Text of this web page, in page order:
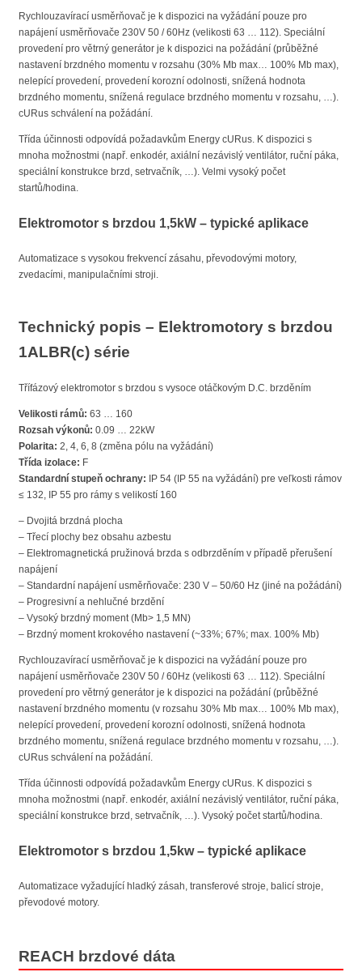
Rychlouzavírací usměrňovač je k dispozici na vyžádání pouze pro
napájení usměrňovače 230V 50 / 60Hz (velikosti 63 … 112). Speciální
provedení pro větrný generátor je k dispozici na požádání (průběžné
nastavení brzdného momentu v rozsahu (30% Mb max… 100% Mb max),
nelepící provedení, provedení korozní odolnosti, snížená hodnota
brzdného momentu, snížená regulace brzdného momentu v rozsahu, …).
cURus schválení na požádání.
Třída účinnosti odpovídá požadavkům Energy cURus. K dispozici s
mnoha možnostmi (např. enkodér, axiální nezávislý ventilátor, ruční páka,
speciální konstrukce brzd, setrvačník, …). Velmi vysoký počet
startů/hodina.
Elektromotor s brzdou 1,5kW – typické aplikace
Automatizace s vysokou frekvencí zásahu, převodovými motory,
zvedacími, manipulačními stroji.
Technický popis – Elektromotory s brzdou
1ALBR(c) série
Třífázový elektromotor s brzdou s vysoce otáčkovým D.C. brzděním
Velikosti rámů: 63 … 160
Rozsah výkonů: 0.09 … 22kW
Polarita: 2, 4, 6, 8 (změna pólu na vyžádání)
Třída izolace: F
Standardní stupeň ochrany: IP 54 (IP 55 na vyžádání) pre veľkosti rámov
≤ 132, IP 55 pro rámy s velikostí 160
– Dvojitá brzdná plocha
– Třecí plochy bez obsahu azbestu
– Elektromagnetická pružinová brzda s odbrzděním v případě přerušení
napájení
– Standardní napájení usměrňovače: 230 V – 50/60 Hz (jiné na požádání)
– Progresivní a nehlučné brzdění
– Vysoký brzdný moment (Mb> 1,5 MN)
– Brzdný moment krokového nastavení (~33%; 67%; max. 100% Mb)
Rychlouzavírací usměrňovač je k dispozici na vyžádání pouze pro
napájení usměrňovače 230V 50 / 60Hz (velikosti 63 … 112). Speciální
provedení pro větrný generátor je k dispozici na požádání (průběžné
nastavení brzdného momentu (v rozsahu 30% Mb max… 100% Mb max),
nelepící provedení, provedení korozní odolnosti, snížená hodnota
brzdného momentu, snížená regulace brzdného momentu v rozsahu, …).
cURus schválení na požádání.
Třída účinnosti odpovídá požadavkům Energy cURus. K dispozici s
mnoha možnostmi (např. enkodér, axiální nezávislý ventilátor, ruční páka,
speciální konstrukce brzd, setrvačník, …). Vysoký počet startů/hodina.
Elektromotor s brzdou 1,5kw – typické aplikace
Automatizace vyžadující hladký zásah, transferové stroje, balicí stroje,
převodové motory.
REACH brzdové dáta